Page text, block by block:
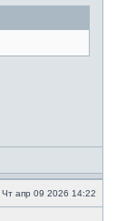
Чт апр 09 2026 14:22